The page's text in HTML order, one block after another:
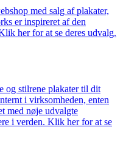
med salg af plakater,
er inspireret af den
her for at se deres udvalg.
stilrene plakater til dit
i virksomheden, enten
med nøje udvalgte
i verden. Klik her for at se